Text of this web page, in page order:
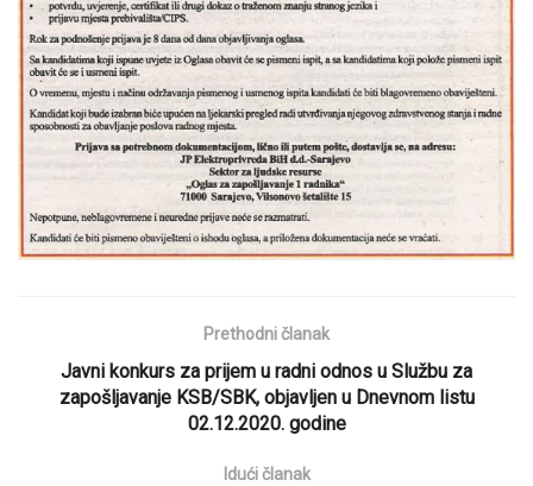
Prethodni članak
Javni konkurs za prijem u radni odnos u Službu za
zapošljavanje KSB/SBK, objavljen u Dnevnom listu
02.12.2020. godine
Idući članak